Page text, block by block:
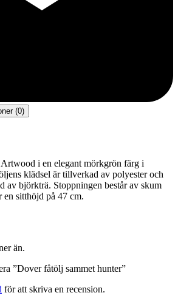
(0)
i en elegant mörkgrön färg i
klädsel är tillverkad av polyester och
av björkträ. Stoppningen består av skum
en sitthöjd på 47 cm.
än.
”Dover fåtölj sammet hunter”
för att skriva en recension.